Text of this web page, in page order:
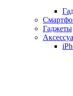
Гаджеты